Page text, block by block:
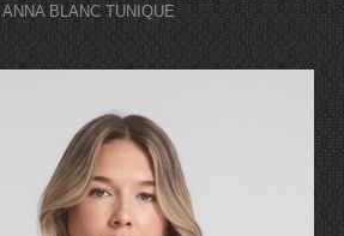
ANNA BLANC TUNIQUE